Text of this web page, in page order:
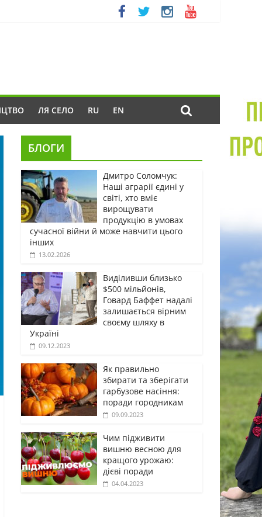
ЛЯ СЕЛО RU EN
БЛОГИ
Дмитро Соломчук:
Наші аграрії єдині у
світі, хто вміє
вирощувати
продукцію в умовах
сучасної війни й може навчити цього
інших
13.02.2026
Виділивши близько
$500 мільйонів,
Говард Баффет надалі
залишається вірним
своєму шляху в
Україні
09.12.2023
Як правильно
збирати та зберігати
гарбузове насіння:
поради городникам
09.09.2023
Чим підживити
вишню весною для
кращого урожаю:
дієві поради
04.04.2023